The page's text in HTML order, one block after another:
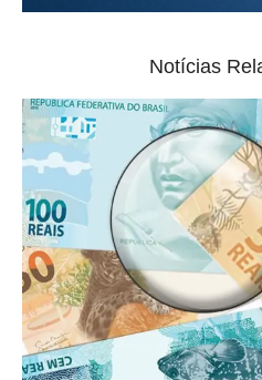
Notícias